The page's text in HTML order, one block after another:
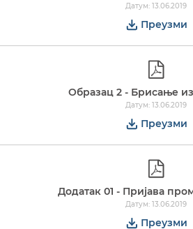
Датум: 13.06.2019
Преузми
Образац 2 - Брисање
Датум: 13.06.2019
Преузми
Додатак 01 - Пријава
Датум: 13.06.2019
Преузми